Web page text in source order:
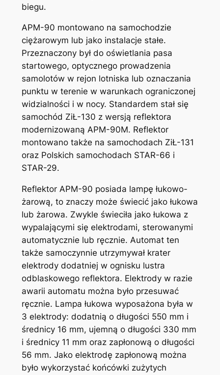
biegu.
APM-90 montowano na samochodzie
ciężarowym lub jako instalacje stałe.
Przeznaczony był do oświetlania pasa
startowego, optycznego prowadzenia
samolotów w rejon lotniska lub oznaczania
punktu w terenie w warunkach ograniczonej
widzialności i w nocy. Standardem stał się
samochód ZiŁ-130 z wersją reflektora
modernizowaną APM-90M. Reflektor
montowano także na samochodach ZiŁ-131
oraz Polskich samochodach STAR-66 i
STAR-29.
Reflektor APM-90 posiada lampę łukowo-
żarową, to znaczy może świecić jako łukowa
lub żarowa. Zwykle świeciła jako łukowa z
wypalającymi się elektrodami, sterowanymi
automatycznie lub ręcznie. Automat ten
także samoczynnie utrzymywał krater
elektrody dodatniej w ognisku lustra
odblaskowego reflektora. Elektrody w razie
awarii automatu można było przesuwać
ręcznie. Lampa łukowa wyposażona była w
3 elektrody: dodatnią o długości 550 mm i
średnicy 16 mm, ujemną o długości 330 mm
i średnicy 11 mm oraz zapłonową o długości
56 mm. Jako elektrodę zapłonową można
było wykorzystać końcówki zużytych